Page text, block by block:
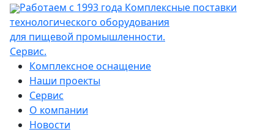
Работаем с 1993 года Комплексные поставки
технологического оборудования
для пищевой промышленности.
Сервис.
Комплексное оснащение
Наши проекты
Сервис
О компании
Новости